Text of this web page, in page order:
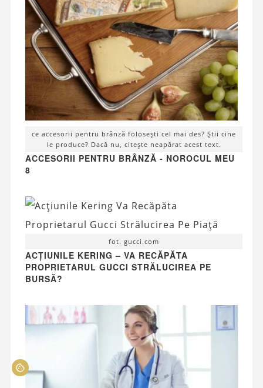
ce accesorii pentru brânză folosești cel mai des? Știi cine
le produce? Dacă nu, citește neapărat acest text.
ACCESORII PENTRU BRÂNZĂ - NOROCUL MEU
8
fot. gucci.com
ACȚIUNILE KERING – VA RECĂPĂTA
PROPRIETARUL GUCCI STRĂLUCIREA PE
BURSĂ?